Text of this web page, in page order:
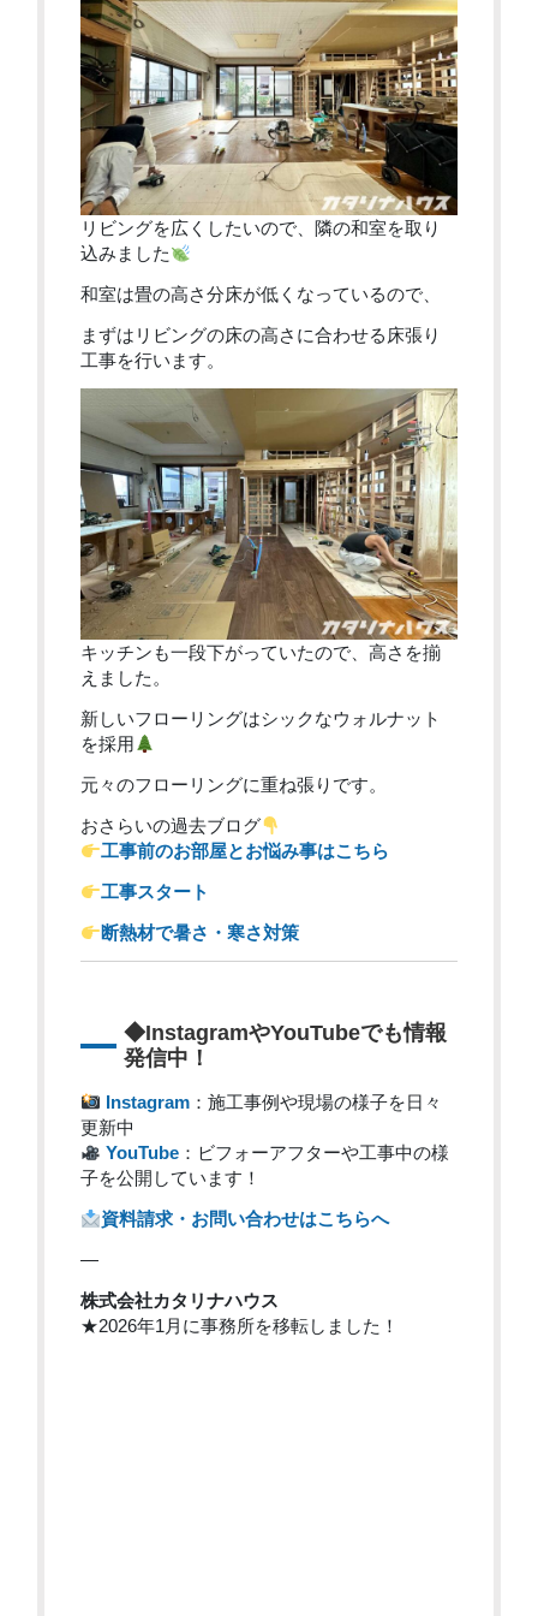
リビングを広くしたいので、隣の和室を取り
込みました
和室は畳の高さ分床が低くなっているので、
まずはリビングの床の高さに合わせる床張り
工事を行います。
キッチンも一段下がっていたので、高さを揃
えました。
新しいフローリングはシックなウォルナット
を採用
元々のフローリングに重ね張りです。
おさらいの過去ブログ
工事前のお部屋とお悩み事はこちら
工事スタート
断熱材で暑さ・寒さ対策
◆InstagramやYouTubeでも情報
発信中！
Instagram ：施工事例や現場の様子を日々
更新中
YouTube ：ビフォーアフターや工事中の様
子を公開しています！
資料請求・お問い合わせはこちらへ
—
株式会社カタリナハウス
★2026年1月に事務所を移転しました！